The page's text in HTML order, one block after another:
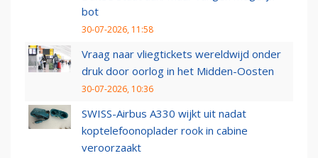
bot
30-07-2026, 11:58
Vraag naar vliegtickets wereldwijd onder
druk door oorlog in het Midden-Oosten
30-07-2026, 10:36
SWISS-Airbus A330 wijkt uit nadat
koptelefoonoplader rook in cabine
veroorzaakt